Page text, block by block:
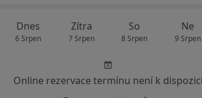
Dnes
6 Srpen
Zítra
7 Srpen
So
8 Srpen
Ne
9 Srpen
Online rezervace termínu není k dispozici